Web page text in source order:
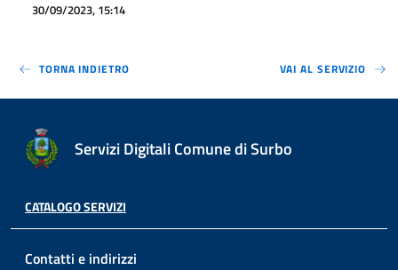
30/09/2023, 15:14
TORNA INDIETRO VAI AL SERVIZIO
Servizi Digitali Comune di Surbo
CATALOGO SERVIZI
Contatti e indirizzi